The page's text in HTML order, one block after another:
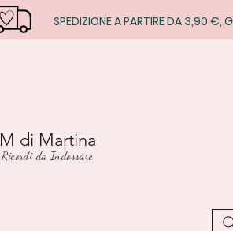
SPEDIZIONE A PARTIRE DA 3,90 €,
M di Martina
Ricordi da Indossare